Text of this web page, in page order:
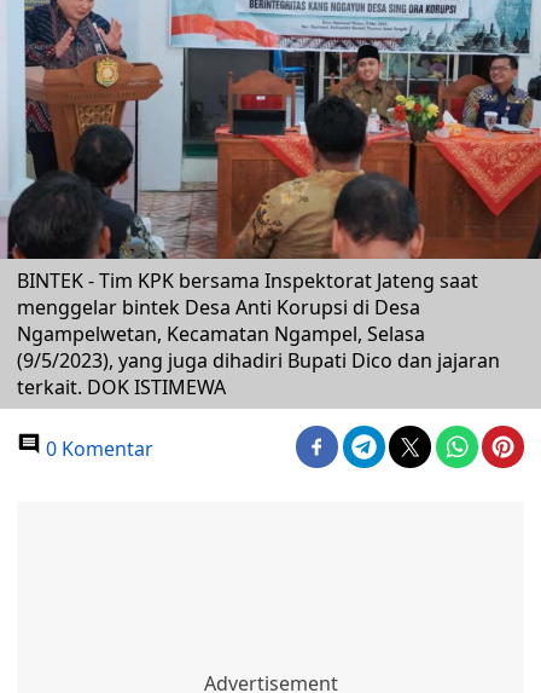
BINTEK - Tim KPK bersama Inspektorat Jateng saat
menggelar bintek Desa Anti Korupsi di Desa
Ngampelwetan, Kecamatan Ngampel, Selasa
(9/5/2023), yang juga dihadiri Bupati Dico dan jajaran
terkait. DOK ISTIMEWA
0 Komentar